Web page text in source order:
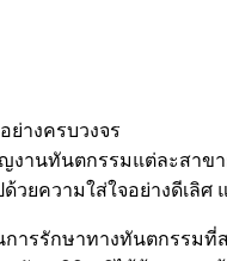
ย่างครบวงจร
งานทันตกรรมแต่ละสา
ยความใส่ใจอย่างดีเลิศ
ารรักษาทางทันตกรรม